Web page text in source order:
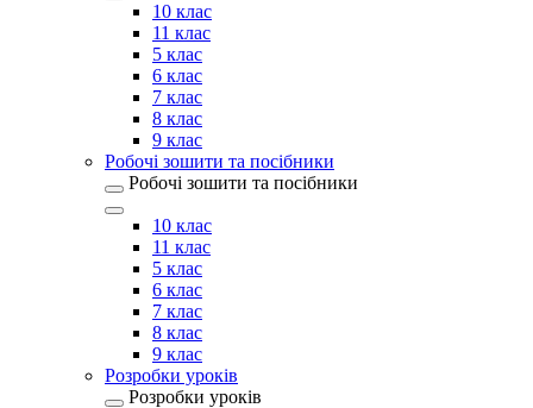
10 клас
11 клас
5 клас
6 клас
7 клас
8 клас
9 клас
Робочі зошити та посібники
Робочі зошити та посібники
10 клас
11 клас
5 клас
6 клас
7 клас
8 клас
9 клас
Розробки уроків
Розробки уроків